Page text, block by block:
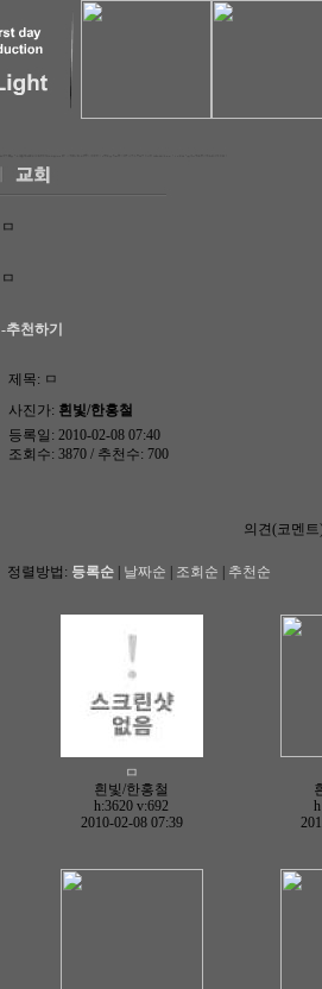
ㅁ
ㅁ
-추천하기
제목: ㅁ
사진가: 흰빛/한홍철
등록일: 2010-02-08 07:40
조회수: 3870 / 추천수: 700
의견(코멘
정렬방법: 등록순 날짜순 조회순 추천순
ㅁ
흰빛/한홍철
h:3620 v:692
2010-02-08 07:39